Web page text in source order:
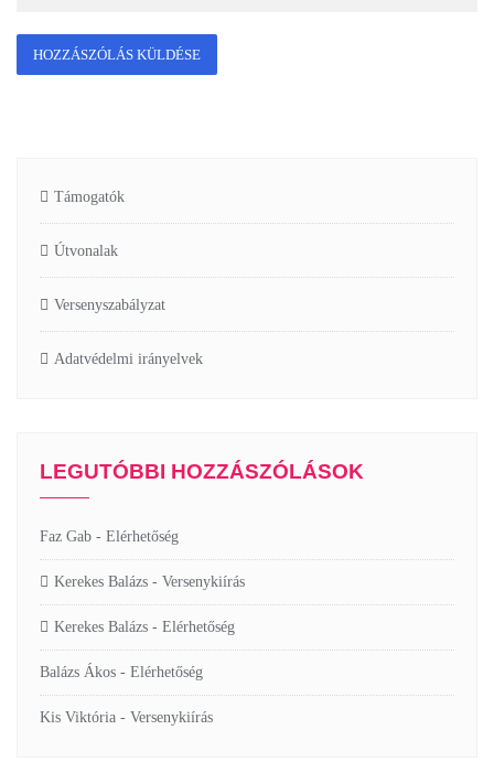
Támogatók
Útvonalak
Versenyszabályzat
Adatvédelmi irányelvek
LEGUTÓBBI HOZZÁSZÓLÁSOK
Faz Gab - Elérhetőség
Kerekes Balázs - Versenykiírás
Kerekes Balázs - Elérhetőség
Balázs Ákos - Elérhetőség
Kis Viktória - Versenykiírás